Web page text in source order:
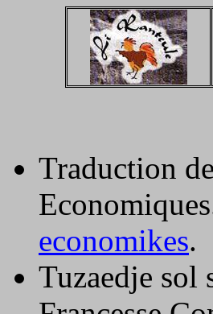
Traduction
economikes.
Tuzaedje sol